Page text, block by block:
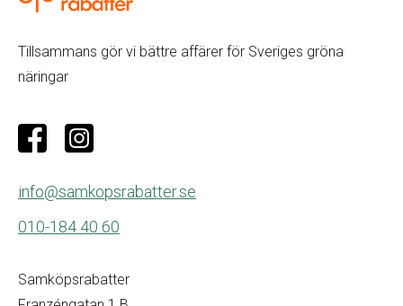
Tillsammans gör vi bättre affärer för Sveriges gröna
näringar
info@samkopsrabatter.se
010-184 40 60
Samköpsrabatter